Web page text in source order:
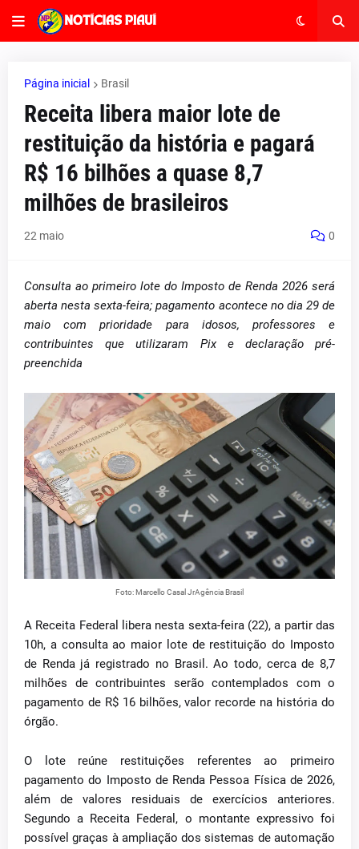
Página inicial Brasil
Receita libera maior lote de
restituição da história e pagará
R$ 16 bilhões a quase 8,7
milhões de brasileiros
22 maio 0
Consulta ao primeiro lote do Imposto de Renda 2026 será
aberta nesta sexta-feira; pagamento acontece no dia 29 de
maio com prioridade para idosos, professores e
contribuintes que utilizaram Pix e declaração pré-
preenchida
Foto: Marcello Casal JrAgência Brasil
A Receita Federal libera nesta sexta-feira (22), a partir das
10h, a consulta ao maior lote de restituição do Imposto
de Renda já registrado no Brasil. Ao todo, cerca de 8,7
milhões de contribuintes serão contemplados com o
pagamento de R$ 16 bilhões, valor recorde na história do
órgão.
O lote reúne restituições referentes ao primeiro
pagamento do Imposto de Renda Pessoa Física de 2026,
além de valores residuais de exercícios anteriores.
Segundo a Receita Federal, o montante expressivo foi
possível graças à ampliação dos sistemas de automação